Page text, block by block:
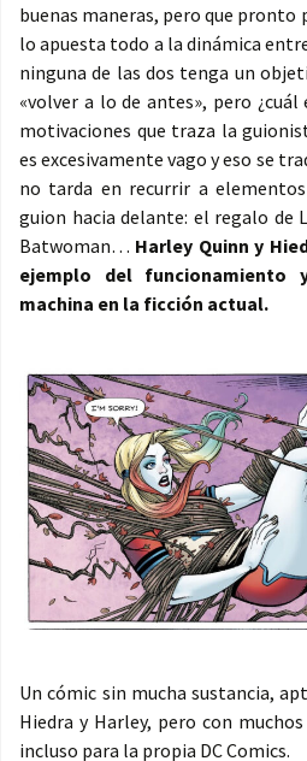
buenas maneras, pero que pronto
lo apuesta todo a la dinámica
ninguna de las dos tenga un
«volver a lo de antes», pero
motivaciones que traza la
es excesivamente vago y eso se
no tarda en recurrir a
guion hacia delante: el regalo de
Batwoman… Harley Quinn y
ejemplo del funcionamiento
machina en la ficción actual.
Un cómic sin mucha sustancia,
Hiedra y Harley, pero con
incluso para la propia DC Comics.